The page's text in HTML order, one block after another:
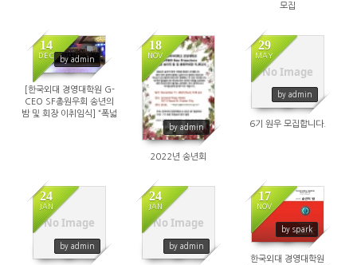
모집
14
DEC
by admin
[한국외대 경영대학원 G-
CEO SF총원우회 송년의
밤 및 회장 이취임식] “폭넓
18
NOV
by admin
2022년 송년회
No Image
29
MAY
by admin
6기 원우 모집합니다.
No Image
24
JAN
by admin
No Image
24
JAN
by admin
17
NOV
by spark
한국외대 경영대학원